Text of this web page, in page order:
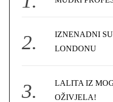
o
IZNENADNI
LONDONU
LALITA IZ
OŽIVJELA!